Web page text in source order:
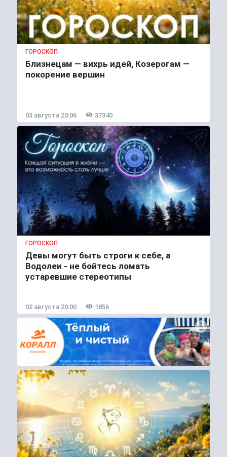
ГОРОСКОП
Близнецам — вихрь идей, Козерогам —
покорение вершин
03 августа 20:06 37340
ГОРОСКОП
Девы могут быть строги к себе, а
Водолеи - не бойтесь ломать
устаревшие стереотипы
02 августа 20:00 1856